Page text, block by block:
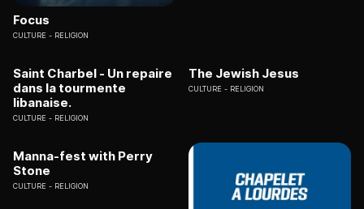
Focus
CULTURE RELIGION
Saint Charbel - Un repaire
dans la tourmente
libanaise.
CULTURE RELIGION
The Jewish Jesus
CULTURE RELIGION
Manna-fest with Perry
Stone
CULTURE RELIGION